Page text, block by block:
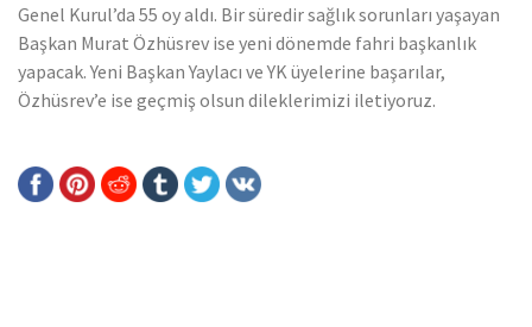
Genel Kurul’da 55 oy aldı. Bir süredir sağlık sorunları yaşayan
Başkan Murat Özhüsrev ise yeni dönemde fahri başkanlık
yapacak. Yeni Başkan Yaylacı ve YK üyelerine başarılar,
Özhüsrev’e ise geçmiş olsun dileklerimizi iletiyoruz.